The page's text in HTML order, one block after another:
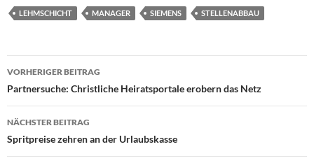
LEHMSCHICHT MANAGER SIEMENS STELLENABBAU
Beitragsnavigation
VORHERIGER BEITRAG
Partnersuche: Christliche Heiratsportale erobern das Netz
NÄCHSTER BEITRAG
Spritpreise zehren an der Urlaubskasse